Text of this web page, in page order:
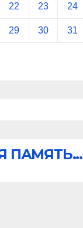
22 23 24
29 30 31
ПАМЯТЬ...